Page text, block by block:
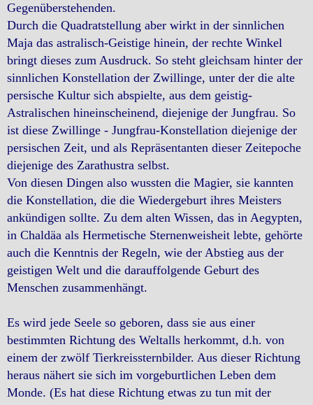
Gegenüberstehenden.
Durch die Quadratstellung aber wirkt in der sinnlichen
Maja das astralisch-Geistige hinein, der rechte Winkel
bringt dieses zum Ausdruck. So steht gleichsam hinter der
sinnlichen Konstellation der Zwillinge, unter der die alte
persische Kultur sich abspielte, aus dem geistig-
Astralischen hineinscheinend, diejenige der Jungfrau. So
ist diese Zwillinge - Jungfrau-Konstellation diejenige der
persischen Zeit, und als Repräsentanten dieser Zeitepoche
diejenige des Zarathustra selbst.
Von diesen Dingen also wussten die Magier, sie kannten
die Konstellation, die die Wiedergeburt ihres Meisters
ankündigen sollte. Zu dem alten Wissen, das in Aegypten,
in Chaldäa als Hermetische Sternenweisheit lebte, gehörte
auch die Kenntnis der Regeln, wie der Abstieg aus der
geistigen Welt und die darauffolgende Geburt des
Menschen zusammenhängt.
Es wird jede Seele so geboren, dass sie aus einer
bestimmten Richtung des Weltalls herkommt, d.h. von
einem der zwölf Tierkreissternbilder. Aus dieser Richtung
heraus nähert sie sich im vorgeburtlichen Leben dem
Monde. (Es hat diese Richtung etwas zu tun mit der